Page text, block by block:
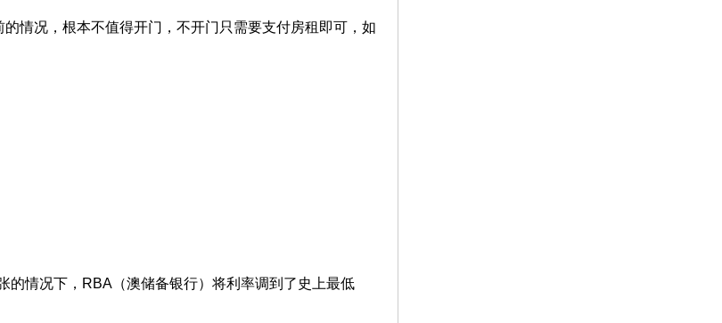
情况，根本不值得开门，不开门只需要支付房租即可，如
情况下，RBA（澳储备银行）将利率调到了史上最低